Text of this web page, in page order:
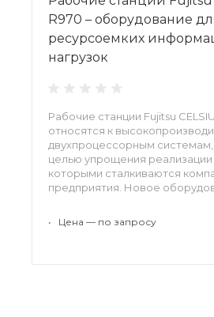
R970 – оборудование
ресурсоемких
нагрузок
Рабочие станции Fujitsu
относятся к
двухпроцессорным
целью упрощения реализации
которыми сталкиваются
предприятия. Новое
что позволит ему эффективно
• Цена — по запросу